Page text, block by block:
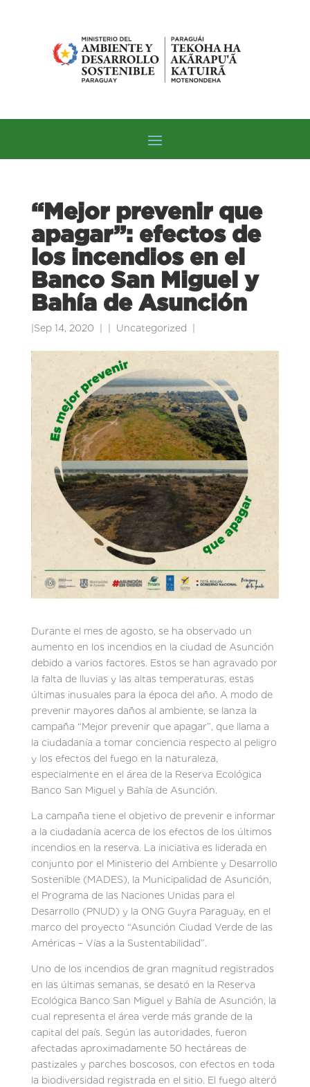
“Mejor prevenir que
apagar”: efectos de
los incendios en el
Banco San Miguel y
Bahía de Asunción
Sep 14, 2020 Uncategorized
Durante el mes de agosto, se ha observado un
aumento en los incendios en la ciudad de Asunción
debido a varios factores. Estos se han agravado por
la falta de lluvias y las altas temperaturas, estas
últimas inusuales para la época del año. A modo de
prevenir mayores daños al ambiente, se lanza la
campaña “Mejor prevenir que apagar”, que llama a
la ciudadanía a tomar conciencia respecto al peligro
y los efectos del fuego en la naturaleza,
especialmente en el área de la Reserva Ecológica
Banco San Miguel y Bahía de Asunción.
La campaña tiene el objetivo de prevenir e informar
a la ciudadanía acerca de los efectos de los últimos
incendios en la reserva. La iniciativa es liderada en
conjunto por el Ministerio del Ambiente y Desarrollo
Sostenible (MADES), la Municipalidad de Asunción,
el Programa de las Naciones Unidas para el
Desarrollo (PNUD) y la ONG Guyra Paraguay, en el
marco del proyecto “Asunción Ciudad Verde de las
Américas – Vías a la Sustentabilidad”.
Uno de los incendios de gran magnitud registrados
en las últimas semanas, se desató en la Reserva
Ecológica Banco San Miguel y Bahía de Asunción, la
cual representa el área verde más grande de la
capital del país. Según las autoridades, fueron
afectadas aproximadamente 50 hectáreas de
pastizales y parches boscosos, con efectos en toda
la biodiversidad registrada en el sitio. El fuego alteró